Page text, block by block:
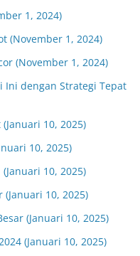
1, 2024)
(November 1, 2024)
(November 1, 2024)
Ini dengan Strategi Tepat
10, 2025)
10, 2025)
10, 2025)
10, 2025)
(Januari 10, 2025)
(Januari 10, 2025)